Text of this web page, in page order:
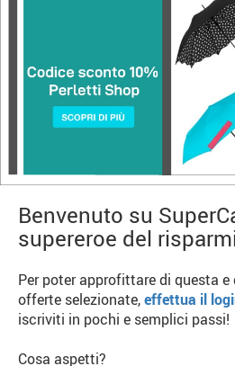
Benvenuto su
supereroe del
Per poter approfittare di questa
offerte selezionate,effettua il
iscriviti in pochi e semplici passi!
Cosa aspetti?